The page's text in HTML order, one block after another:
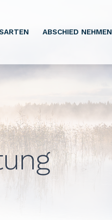
ABSCHIED NEHMEN